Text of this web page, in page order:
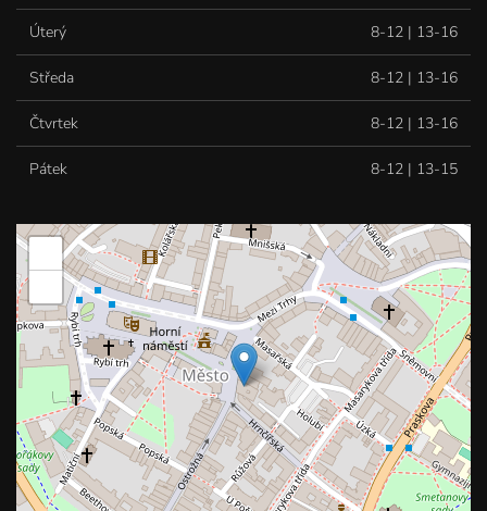
Úterý 8-12 | 13-16
Středa 8-12 | 13-16
Čtvrtek 8-12 | 13-16
Pátek 8-12 | 13-15